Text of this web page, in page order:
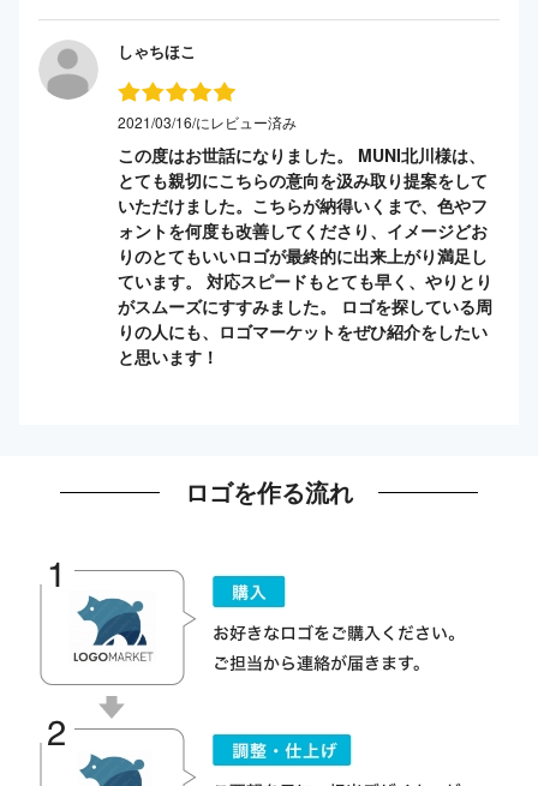
しゃちほこ
2021/03/16/にレビュー済み
この度はお世話になりました。 MUNI北川様は、
とても親切にこちらの意向を汲み取り提案をして
いただけました。こちらが納得いくまで、色やフ
ォントを何度も改善してくださり、イメージどお
りのとてもいいロゴが最終的に出来上がり満足し
ています。 対応スピードもとても早く、やりとり
がスムーズにすすみました。 ロゴを探している周
りの人にも、ロゴマーケットをぜひ紹介をしたい
と思います！
ロゴを作る流れ